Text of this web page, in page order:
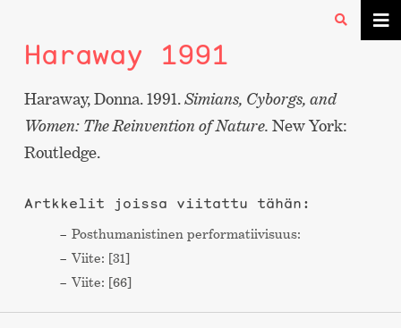
Haraway 1991
Haraway, Donna. 1991.Simians, Cyborgs, and
Women: The Reinvention of Nature. New York:
Routledge.
Artkkelit joissa viitattu tähän:
Post­humanistinen performa­tiivisuus:
Viite: [31]
Viite: [66]